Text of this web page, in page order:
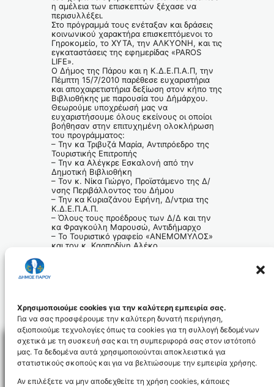
Χρησιμοποιούμε cookies για την καλύτερη εμπειρία σας.
Για να σας προσφέρουμε την καλύτερη δυνατή περιήγηση,
αξιοποιούμε τεχνολογίες όπως τα cookies για τη συλλογή δεδομένων
σχετικά με τη συσκευή σας και τη συμπεριφορά σας στον ιστότοπό
μας. Τα δεδομένα αυτά χρησιμοποιούνται αποκλειστικά για
στατιστικούς σκοπούς και για να βελτιώσουμε την εμπειρία χρήσης.
Αν επιλέξετε να μην αποδεχθείτε τη χρήση cookies, κάποιες
η αμέλεια των επισκεπτών ξέχασε να
περισυλλέξει.
Στο πρόγραμμά τους ενέταξαν και δράσεις
κοινωνικού χαρακτήρα επισκεπτόμενοι το
Γηροκομείο, το ΧΥΤΑ, την ΑΛΚΥΟΝΗ, και τις
εγκαταστάσεις της εφημερίδας «PAROS
LIFE».
Ο Δήμος της Πάρου και η Κ.Δ.Ε.Π.Α.Π, την
Πέμπτη 15/7/2010 παρέθεσε ευχαριστήρια
και αποχαιρετιστήρια δεξίωση στον κήπο της
Βιβλιοθήκης με παρουσία του Δήμάρχου.
Θεωρούμε υποχρέωσή μας να
ευχαριστήσουμε όλους εκείνους οι οποίοι
βοήθησαν στην επιτυχημένη ολοκλήρωση
του προγράμματος:
– Την κα Τριβυζά Μαρία, Αντιπρόεδρο της
Τουριστικής Επιτροπής
– Την κα Αλέγκρε Εσκαλονή από την
Δημοτική Βιβλιοθήκη
– Τον κ. Νίκα Γιώργο, Προϊστάμενο της Δ/
νσης Περιβάλλοντος του Δήμου
– Την κα Κυριαζάνου Ειρήνη, Δ/ντρια της
Κ.Δ.Ε.Π.Α.Π.
– Όλους τους προέδρους των Δ/Δ και την
κα Φραγκούλη Μαρουσώ, Αντιδήμαρχο
– Το Τουριστικό γραφείο «ΑΝΕΜΟΜΥΛΟΣ»
και τον κ. Καρποδίνη Αλέκο
Χρήστος Βλαχογιάννης